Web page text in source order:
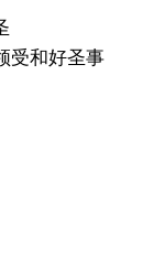
和好圣事